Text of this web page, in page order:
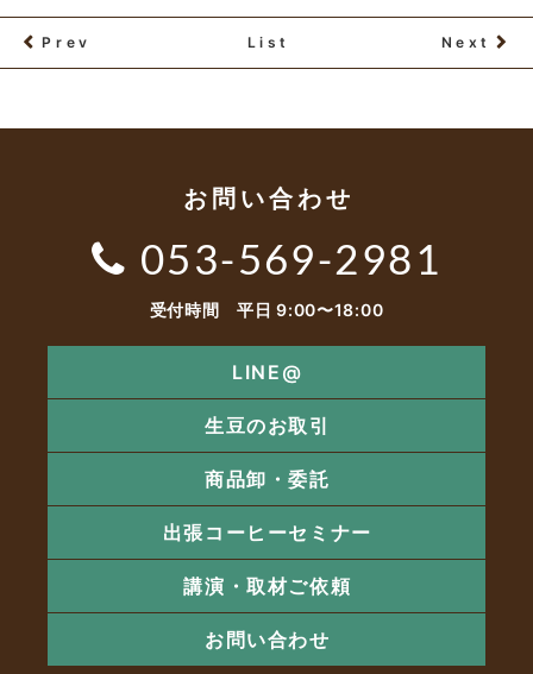
Prev List Next
お問い合わせ
053-569-2981
受付時間 平日 9:00〜18:00
LINE@
生豆のお取引
商品卸・委託
出張コーヒーセミナー
講演・取材ご依頼
お問い合わせ